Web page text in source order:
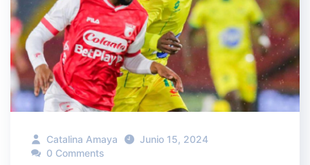
Catalina Amaya
Junio 15, 2024
0 Comments